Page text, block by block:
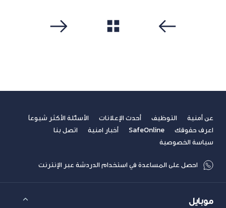
عن أمنية التوظيف أحدث الإعلانات
الأسئلة الأكثر شيوعاً
اعرف حقوقك
SafeOnline أخبار امنية
اتصل بنا
سياسة الخصوصية
احصل على المساعدة في استخدام الدردشة عبر الإنترنت
موبايل